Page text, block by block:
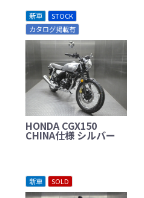
新車
STOCK
カタログ掲載有
HONDA CGX150
CHINA仕様 シルバー
新車 SOLD